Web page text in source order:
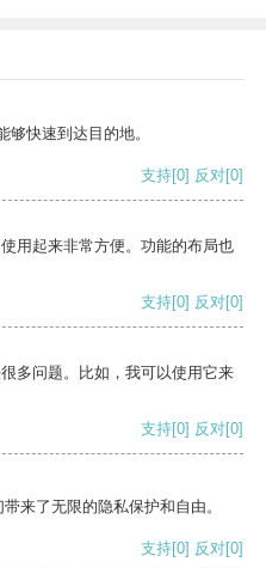
快速到达目的地。
支持[0] 反对[0]
用起来非常方便。功能的布局也
支持[0] 反对[0]
多问题。比如，我可以使用它来
支持[0] 反对[0]
来了无限的隐私保护和自由。
支持[0] 反对[0]